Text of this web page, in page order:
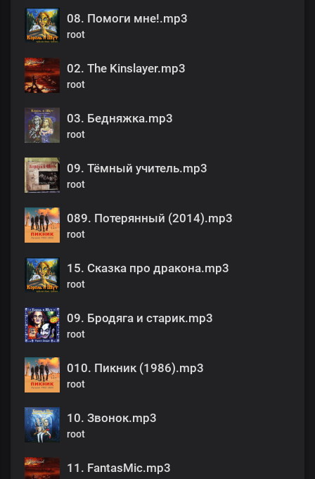
08. Помоги мне!.mp3
root
02. The Kinslayer.mp3
root
03. Бедняжка.mp3
root
09. Тёмный учитель.mp3
root
089. Потерянный (2014).mp3
root
15. Сказка про дракона.mp3
root
09. Бродяга и старик.mp3
root
010. Пикник (1986).mp3
root
10. Звонок.mp3
root
11. FantasMic.mp3